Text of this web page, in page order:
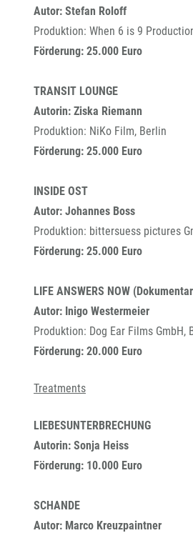
Autor: Stefan Roloff
Produktion: When 6 is 9
Förderung: 25.000 Euro
TRANSIT LOUNGE
Autorin: Ziska Riemann
Produktion: NiKo Film, Berlin
Förderung: 25.000 Euro
INSIDE OST
Autor: Johannes Boss
Produktion: bittersuess pictures
Förderung: 25.000 Euro
LIFE ANSWERS NOW
Autor: Inigo Westermeier
Produktion: Dog Ear Films GmbH,
Förderung: 20.000 Euro
Treatments
LIEBESUNTERBRECHUNG
Autorin: Sonja Heiss
Förderung: 10.000 Euro
SCHANDE
Autor: Marco Kreuzpaintner